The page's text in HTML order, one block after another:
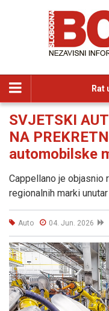
Rat
SVJETSKI
NA
automobilske
Cappellano je objasnio
regionalnih marki
Auto 04. Jun. 2026